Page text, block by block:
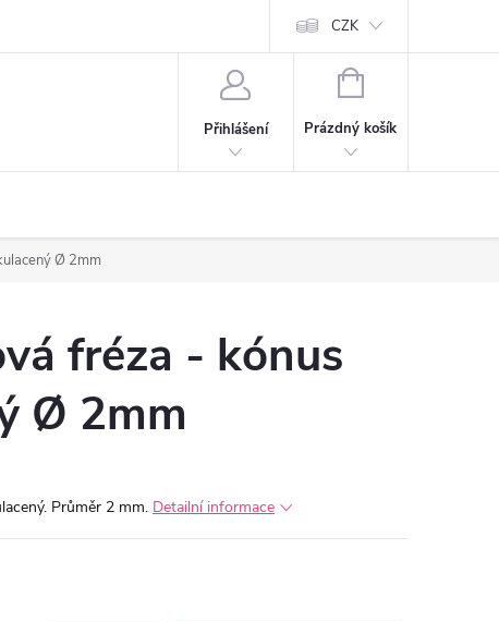
CZK
Přihlášení
NÁKUPNÍ
Prázdný košík
Ø 2mm
fréza - kónus
Ø 2mm
Průměr 2 mm. Detailní informace